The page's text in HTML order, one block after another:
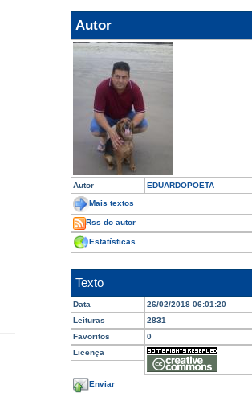
Autor
Autor EDUARDOPOETA
Mais textos
Rss do autor
Estatísticas
Texto
Data
26/02/2018 06:01:20
Leituras
2831
Favoritos
0
Licença
Enviar